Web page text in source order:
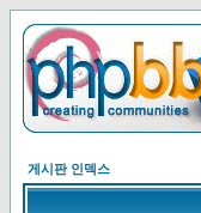
게시판 인덱스